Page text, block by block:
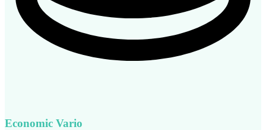
Economic Vario